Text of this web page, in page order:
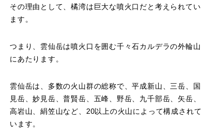
その理由として、橘湾は巨大な噴火口だと考えられてい
ます。
つまり、雲仙岳は噴火口を囲む千々石カルデラの外輪山
にあたります。
雲仙岳は、多数の火山群の総称で、平成新山、三岳、国
見岳、妙見岳、普賢岳、五峰、野岳、九千部岳、矢岳、
高岩山、絹笠山など、20以上の火山によって構成されて
います。